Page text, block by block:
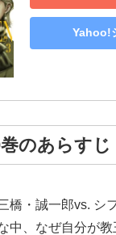
Yahoo!
のあらすじ
橋・誠一郎vs. シ
中、なぜ自分が